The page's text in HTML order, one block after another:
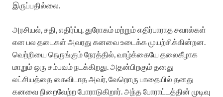
இருப்பதில்லை.
அரசியல், சதி, எதிர்ப்பு, துரோகம் மற்றும் எதிர்பாராத சவால்கள்
என பல தடைகள் அவரது கனவை உடைக்க முயற்சிக்கின்றன.
வெற்றியை நெருங்கும் நேரத்தில், வாழ்க்கையே தலைகீழாக
மாறும் ஒரு சம்பவம் நடக்கிறது. அதன்பிறகும் தனது
லட்சியத்தை கைவிடாத அவர், வேறொரு பாதையில் தனது
கனவை நிறைவேற்ற போராடுகிறார். அந்த போராட்டத்தின் முடிவு